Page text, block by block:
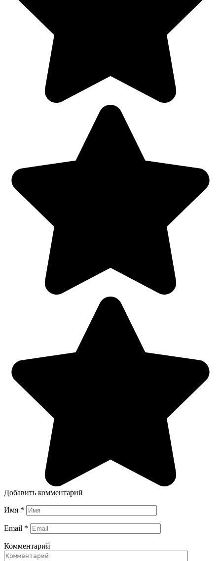
Добавить комментарий
Имя *
Email *
Комментарий